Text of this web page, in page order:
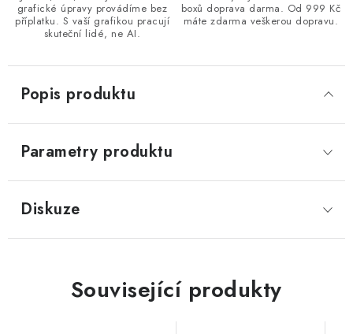
grafické úpravy provádíme bez
příplatku. S vaší grafikou pracují
skuteční lidé, ne AI.
boxů doprava darma. Od 999 Kč
máte zdarma veškerou dopravu.
Popis produktu
Parametry produktu
Diskuze
Související produkty